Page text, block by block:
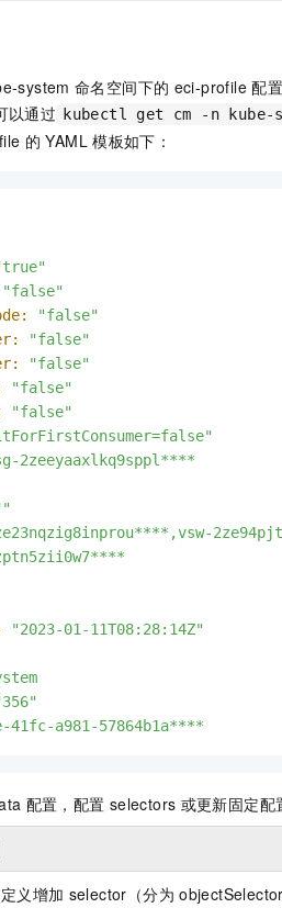
system 命名空间下的 eci-profile 配
以通过 kubectl get cm -n
的 YAML 模板如下：
"false"
"false"
"false"
"false"
"false"
"false"
2zeeyaaxlkq9sppl****
"2023-01-11T08:28:14Z"
41fc-a981-57864b1a****
配置，配置 selectors 或更新固定配
义增加 selector（分为 objectSelector